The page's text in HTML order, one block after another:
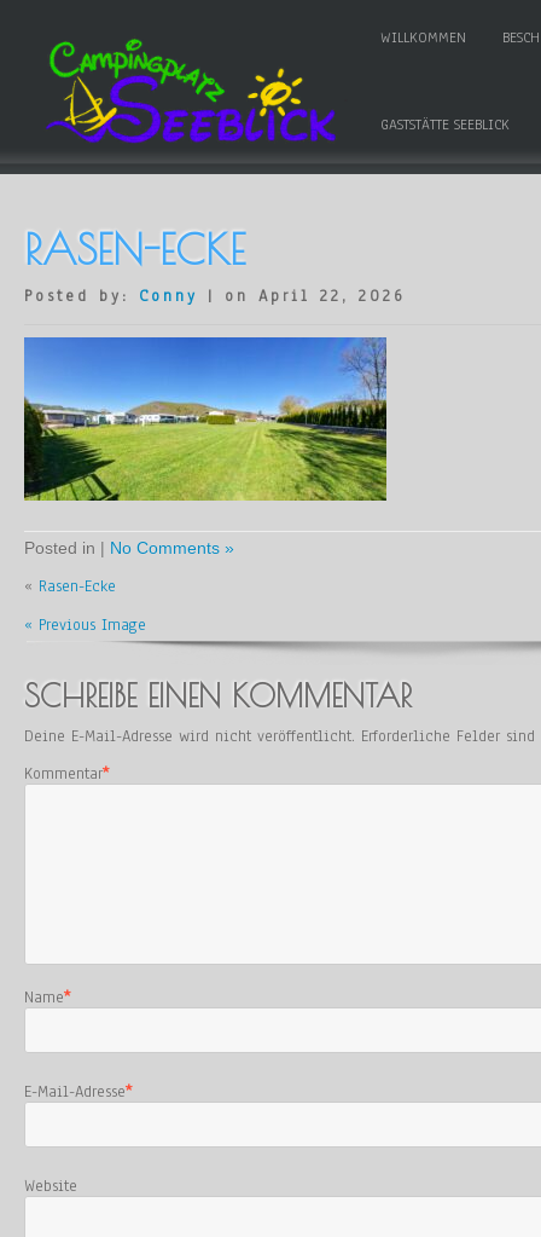
WILLKOMMEN
GASTSTÄTTE SEEBLICK
RASEN-ECKE
Posted by: Conny | on April 22, 2026
Posted in | No Comments »
« Rasen-Ecke
« Previous Image
SCHREIBE EINEN KOMMENTAR
Deine E-Mail-Adresse wird nicht veröffentlicht. Erforderliche Felder
Kommentar*
Name*
E-Mail-Adresse*
Website